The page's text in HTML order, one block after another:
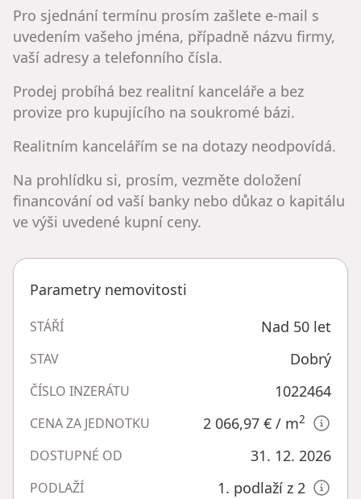
Pro sjednání termínu prosím zašlete e-mail s
uvedením vašeho jména, případně názvu firmy,
vaší adresy a telefonního čísla.
Prodej probíhá bez realitní kanceláře a bez
provize pro kupujícího na soukromé bázi.
Realitním kancelářím se na dotazy neodpovídá.
Na prohlídku si, prosím, vezměte doložení
financování od vaší banky nebo důkaz o kapitálu
ve výši uvedené kupní ceny.
Parametry nemovitosti
STÁŘÍ Nad 50 let
STAV Dobrý
ČÍSLO INZERÁTU 1022464
CENA ZA JEDNOTKU 2 066,97 € / m2
DOSTUPNÉ OD 31. 12. 2026
PODLAŽÍ 1. podlaží z 2